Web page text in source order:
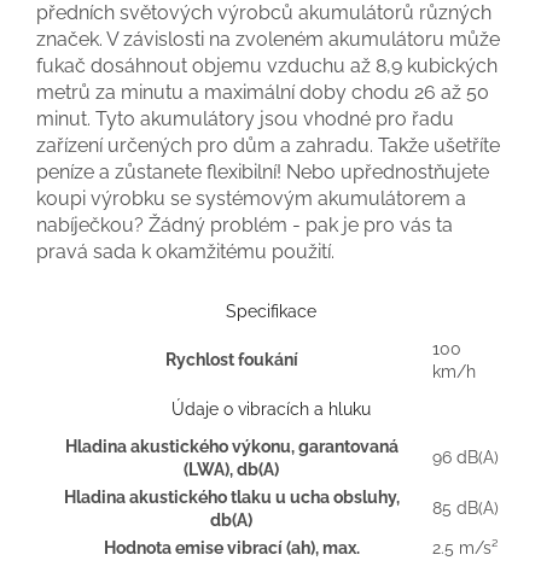
předních světových výrobců akumulátorů různých
značek. V závislosti na zvoleném akumulátoru může
fukač dosáhnout objemu vzduchu až 8,9 kubických
metrů za minutu a maximální doby chodu 26 až 50
minut. Tyto akumulátory jsou vhodné pro řadu
zařízení určených pro dům a zahradu. Takže ušetříte
peníze a zůstanete flexibilní! Nebo upřednostňujete
koupi výrobku se systémovým akumulátorem a
nabíječkou? Žádný problém - pak je pro vás ta
pravá sada k okamžitému použití.
Specifikace
Rychlost foukání
100
km/h
Údaje o vibracích a hluku
Hladina akustického výkonu, garantovaná
(LWA), db(A)
96 dB(A)
Hladina akustického tlaku u ucha obsluhy,
db(A)
85 dB(A)
Hodnota emise vibrací (ah), max. 2.5 m/s²